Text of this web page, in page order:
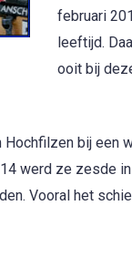
februari
leeftijd.
ooit bij
bij een
werd ze zesde
Vooral het